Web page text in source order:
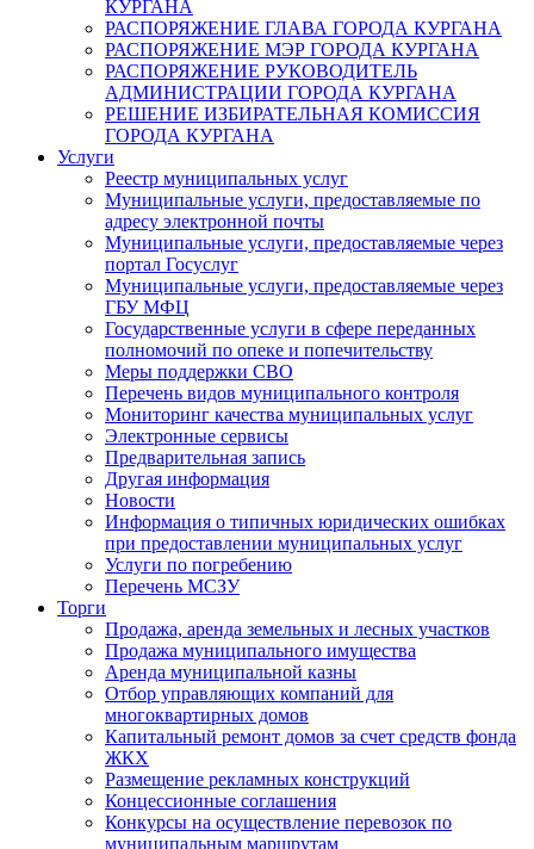
КУРГАНА
РАСПОРЯЖЕНИЕ ГЛАВА ГОРОДА КУРГАНА
РАСПОРЯЖЕНИЕ МЭР ГОРОДА КУРГАНА
РАСПОРЯЖЕНИЕ РУКОВОДИТЕЛЬ
АДМИНИСТРАЦИИ ГОРОДА КУРГАНА
РЕШЕНИЕ ИЗБИРАТЕЛЬНАЯ КОМИССИЯ
ГОРОДА КУРГАНА
Услуги
Реестр муниципальных услуг
Муниципальные услуги, предоставляемые по
адресу электронной почты
Муниципальные услуги, предоставляемые через
портал Госуслуг
Муниципальные услуги, предоставляемые через
ГБУ МФЦ
Государственные услуги в сфере переданных
полномочий по опеке и попечительству
Меры поддержки СВО
Перечень видов муниципального контроля
Мониторинг качества муниципальных услуг
Электронные сервисы
Предварительная запись
Другая информация
Новости
Информация о типичных юридических ошибках
при предоставлении муниципальных услуг
Услуги по погребению
Перечень МСЗУ
Торги
Продажа, аренда земельных и лесных участков
Продажа муниципального имущества
Аренда муниципальной казны
Отбор управляющих компаний для
многоквартирных домов
Капитальный ремонт домов за счет средств фонда
ЖКХ
Размещение рекламных конструкций
Концессионные соглашения
Конкурсы на осуществление перевозок по
муниципальным маршрутам